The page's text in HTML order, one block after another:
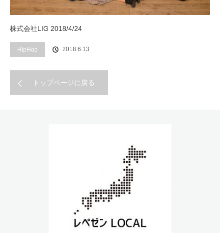
株式会社LIG 2018/4/24
HipHop 2018.6.13
トップページに戻る